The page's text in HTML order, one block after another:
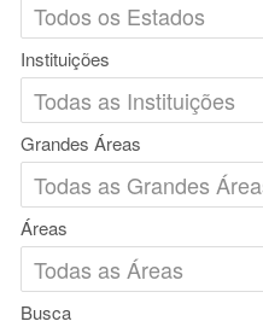
Instituições
Grandes Áreas
Áreas
Busca